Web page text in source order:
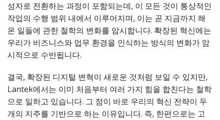
성자로 전환하는 과정이 포함되는데, 이 모든 것이 통상적인
작업의 수행 범위 내에서 이루어지며, 이는 곧 지금까지 해
온 일들에 관한 철학의 변화를 암시합니다. 확장된 혁신에는
우리가 비즈니스와 업무 환경을 인식하는 방식의 변화가 암
시적으로 수반됩니다.
결국, 확장된 디지털 변혁이 새로운 것처럼 보일 수 있지만,
Lantek에서는 이미 처음부터 여러 가지 힘을 합친다는 철학
으로 일하고 있습니다. 그 점이 바로 우리의 혁신 전략이 두
개의 지주를 기반으로 하는 이유입니다. 즉, 한편으로는 고